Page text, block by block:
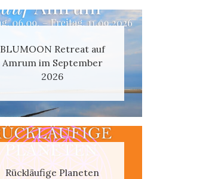
BLUMOON Retreat auf
Amrum im September
2026
Rückläufige Planeten